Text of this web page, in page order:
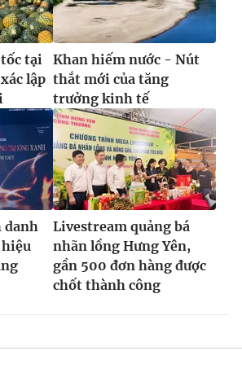
rõ nguồn VTV.vn khi phát hành lại
tại
lập
Khan hiếm nước - Nút
thắt mới của tăng
trưởng kinh tế
danh
Livestream quảng bá
nhãn lồng Hưng Yên,
gần 500 đơn hàng được
chốt thành công